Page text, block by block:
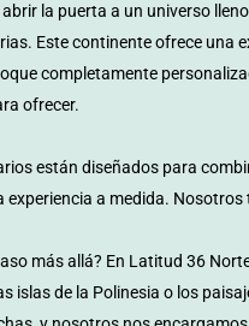
abrir la puerta a un universo
Este continente ofrece una
completamente
ofrecer.
están diseñados para
experiencia a medida.
más allá? En Latitud 36
islas de la Polinesia o los